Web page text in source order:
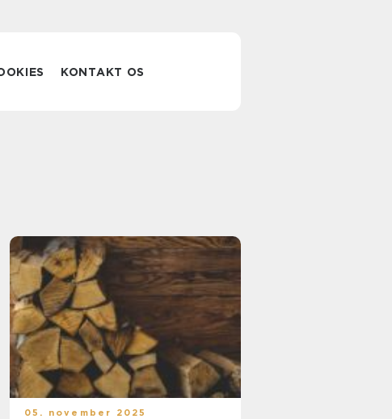
KONTAKT OS
05. november 2025